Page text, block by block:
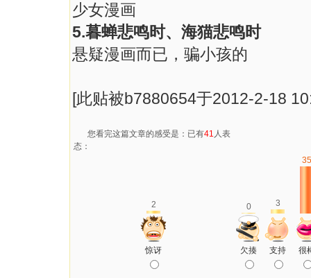
少女漫画
5.暮蝉悲鸣时、海猫悲鸣时
悬疑漫画而已，骗小孩的
[此贴被b7880654于2012-2-18
您看完这篇文章的感受是：已有41 人表
态：
2 0 3
35
惊讶 欠揍 支持 很